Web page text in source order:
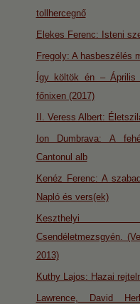
tollhercegnő
Elekes Ferenc: Isteni
Fregoly: A hasbeszélés
Így költök én –
főnixen (2017)
II. Veress Albert:
Ion Dumbrava: A
Cantonul alb
Kenéz Ferenc: A
Napló és vers(ek)
Keszthelyi
Csendéletmezsgyén.
2013)
Kuthy Lajos: Hazai
Lawrence, David